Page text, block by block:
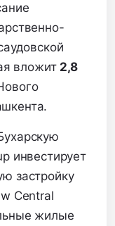
вложит 2,8
инвестирует
застройку
Central
жилые